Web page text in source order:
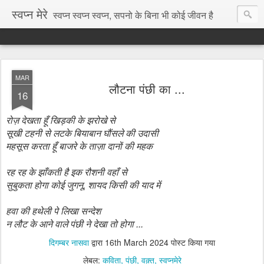
स्वप्न मेरे स्वप्न स्वप्न स्वप्न, सपनो के बिना भी कोई जीवन है
MAR
16 लौटना पंछी का ...
रोज़ देखता हूँ खिड़की के झरोखे से
सूखी टहनी से लटके बियाबान घौंसले की उदासी
महसूस करता हूँ बाजरे के ताज़ा दानों की महक
रह रह के झाँकती है इक रौशनी वहाँ से
सुबुकता होगा कोई जुगनू, शायद किसी की याद में
हवा की हथेली पे लिखा सन्देश
न लौट के आने वाले पंछी ने देखा तो होगा ...
दिगम्बर नासवाद्वारा 16th March 2024 पोस्ट किया गया
लेबल: कविता पंछी वक़्त स्वप्नमेरे